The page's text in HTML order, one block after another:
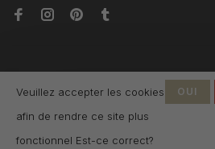
© Copyright 2026 Boutique
L'Enfantillon
Veuillez accepter les cookies
afin de rendre ce site plus
fonctionnel Est-ce correct?
OUI